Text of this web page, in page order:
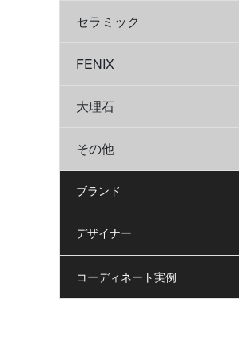
セラミック
FENIX
大理石
その他
ブランド
デザイナー
コーディネート実例